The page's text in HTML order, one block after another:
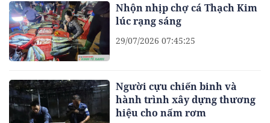
Nhộn nhịp chợ cá Thạch Kim
lúc rạng sáng
29/07/2026 07:45:25
Người cựu chiến binh và
hành trình xây dựng thương
hiệu cho nấm rơm